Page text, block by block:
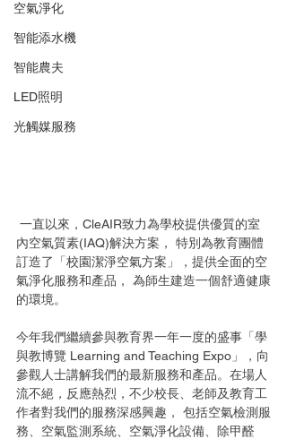
空氣淨化
智能添水機
智能農夫
LED照明
光觸媒服務
內空氣質素(IAQ)解決方案， 特別為教育團體
訂造了「校園潔淨空氣方案」，提供全面的空
氣淨化服務和產品， 為師生建造一個舒適健康
的環境。
今年我們繼續參與教育界一年一度的盛事「學
與教博覽 Learning and Teaching Expo」，向
參觀人士講解我們的最新服務和產品。在場人
流不絕，反應熱烈，不少校長、老師及教育工
作者對我們的服務深感興趣， 包括空氣檢測服
務、空氣監測系統、空氣淨化設備、除甲醛